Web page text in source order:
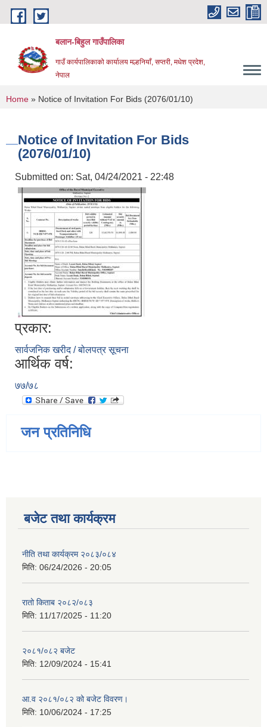
Skip to main content
बलान-बिहुल गाउँपालिका
गाउँ कार्यपालिकाको कार्यालय मल्हनियाँ, सप्तरी, मधेश प्रदेश,
नेपाल
You are here
Home » Notice of Invitation For Bids (2076/01/10)
Notice of Invitation For Bids
(2076/01/10)
Submitted on: Sat, 04/24/2021 - 22:48
प्रकार:
सार्वजनिक खरीद / बोलपत्र सूचना
आर्थिक वर्ष:
७७/७८
जन प्रतिनिधि
बजेट तथा कार्यक्रम
नीति तथा कार्यक्रम २०८३/०८४
मिति: 06/24/2026 - 20:05
रातो किताब २०८२/०८३
मिति: 11/17/2025 - 11:20
२०८१/०८२ बजेट
मिति: 12/09/2024 - 15:41
आ.व २०८१/०८२ को बजेट विवरण।
मिति: 10/06/2024 - 17:25